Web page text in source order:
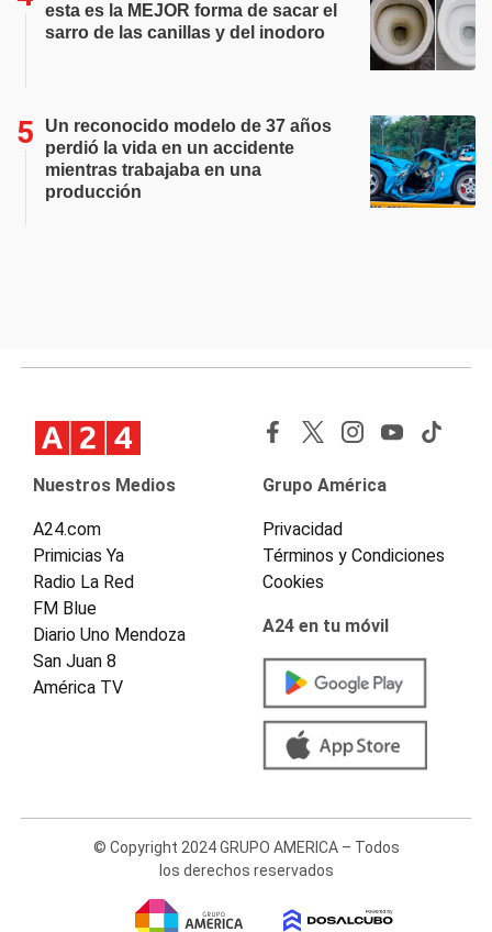
esta es la MEJOR forma de sacar el
sarro de las canillas y del inodoro
Un reconocido modelo de 37 años
perdió la vida en un accidente
mientras trabajaba en una
producción
Nuestros Medios
A24.com
Primicias Ya
Radio La Red
FM Blue
Diario Uno Mendoza
San Juan 8
América TV
Grupo América
Privacidad
Términos y Condiciones
Cookies
A24 en tu móvil
© Copyright 2024 GRUPO AMERICA – Todos
los derechos reservados